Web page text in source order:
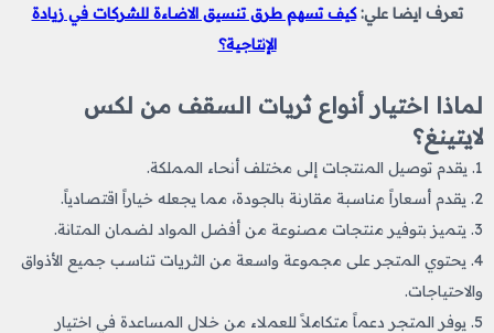
تعرف ايضا علي:كيف تسهم طرق تنسيق الاضاءة للشركات في زيادة
الإنتاجية؟
لماذا اختيار أنواع ثريات السقف من لكس
لايتينغ؟
1. يقدم توصيل المنتجات إلى مختلف أنحاء المملكة.
2. يقدم أسعاراً مناسبة مقارنة بالجودة، مما يجعله خياراً اقتصادياً.
3. يتميز بتوفير منتجات مصنوعة من أفضل المواد لضمان المتانة.
4. يحتوي المتجر على مجموعة واسعة من الثريات تناسب جميع الأذواق
والاحتياجات.
5. يوفر المتجر دعماً متكاملاً للعملاء من خلال المساعدة في اختيار